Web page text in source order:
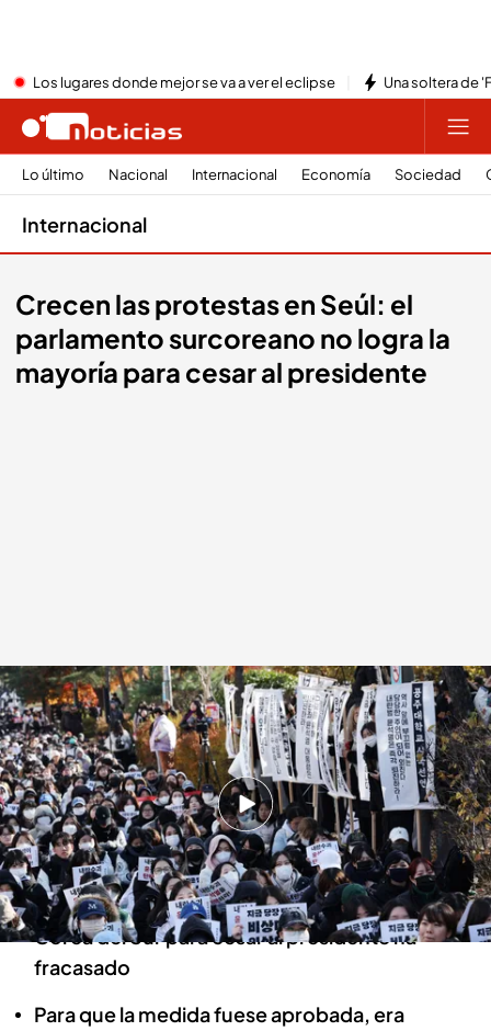
Los lugares donde mejor se va a ver el eclipse Una soltera de
Lo último Nacional Internacional Economía Sociedad
Internacional
Crecen las protestas en Seúl: el
parlamento surcoreano no logra la
mayoría para cesar al presidente
Crecen las protestas en Seúl
Redacción digital Noticias Cuatro
07 DIC 2024 - 14:35h.
Miles de personas se han concentrado en Seúl
para pedir el cese del presidente
La moción presentada por la oposición de
Corea del Sur para cesar al presidente ha
fracasado
Para que la medida fuese aprobada, era